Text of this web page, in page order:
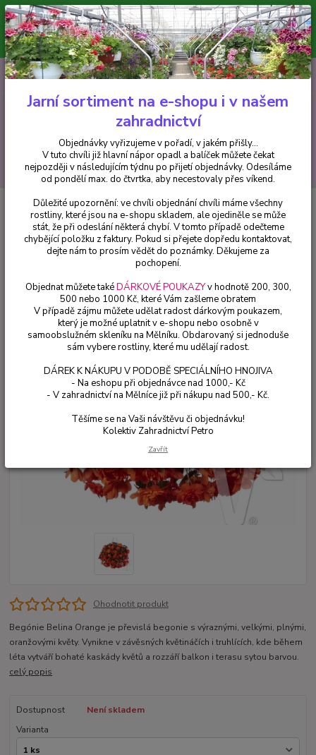
Minimální hodnota pro odeslání z e-shopu je 300 Kč.
V tuto chvíli již hlavní nápor objednávek opadl a balíček můžete čekat
nejpozději v následujícím týdnu po přijetí objednávky. Objednávky
vyřizujeme v pořadí, v jakém přišly...
CZK
Hledat
+420 602 223 614 0ks
za0 Kč
Begonie Begónie – Belina orange , převislá - 1 ks
Begónie – Belina orange , převislá
- 1 ks
Ohodnotit produkt
Begónie Belina Orange je převislá begonie s výraznými, velkými, plnými,
oranžovými květy. Vynikne v závěsných květináčích i truhlících, kde během
léta vytváří bohaté kaskády květů a rozzáří balkon i terasu sytou barvou.
celý popis
Dostupnost
Není skladem
Varianta
Jarní sortiment na e-shopu i v našem
zahradnictví
Objednávky vyřizujeme v pořadí, v jakém přišly...
V tuto chvíli již hlavní nápor opadl a balíček můžete čekat
nejpozději v následujícím týdnu po přijetí objednávky. Odesíláme
od pondělí max. do čtvrtka, aby necestovaly přes víkend.
Důležité upozornění: ve chvíli objednání chvíli máme všechny
rostliny, které jsou na e-shopu skladem, ale ojediněle se může
stát, že při odeslání některá chybí. V tomto případě odečteme
chybějící položku z faktury. Pokud si přejete dopředu kontaktovat,
dejte nám to prosím vědět do poznámky. Děkujeme za
pochopení.
Objednat můžete takéDÁRKOVÉ POUKAZYv hodnotě 200, 300,
500 nebo 1000 Kč, které Vám zašleme obratem
V případě zájmu můžete udělat radost dárkovým poukazem,
který je možné uplatnit v e-shopu nebo osobně v
samoobslužném skleníku na Mělníku. Obdarovaný si jednoduše
sám vybere rostliny, které mu udělají radost.
DÁREK K NÁKUPU V PODOBĚ SPECIÁLNÍHO HNOJIVA
- Na eshopu při objednávce nad 1000,- Kč
- V zahradnictví na Mělníce již při nákupu nad 500,- Kč.
Těšíme se na Vaši návštěvu či objednávku!
Kolektiv Zahradnictví Petro
Zavřít